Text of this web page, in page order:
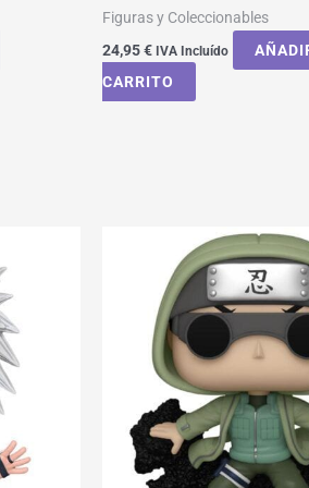
Figuras y Coleccionables
24,95€ IVA Incluído
CARRITO